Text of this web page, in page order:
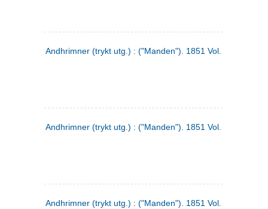
Andhrimner (trykt utg.) : ("Manden"). 1851 Vol. 2 Nr. 1
Andhrimner (trykt utg.) : ("Manden"). 1851 Vol. 1 Nr. 10
Andhrimner (trykt utg.) : ("Manden"). 1851 Vol. 1 Nr. 3